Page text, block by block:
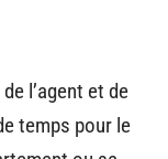
l’agent et de
temps pour le